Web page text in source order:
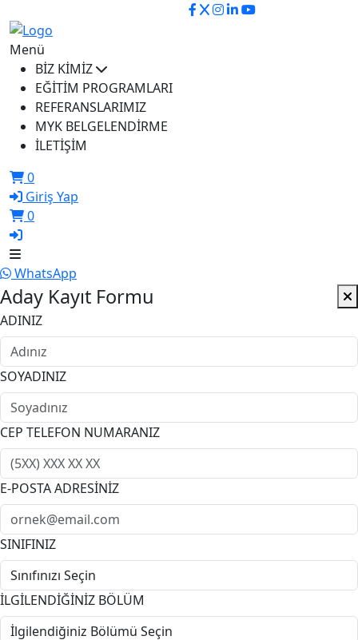
Menü
BİZ KİMİZ
EĞİTİM PROGRAMLARI
REFERANSLARIMIZ
MYK BELGELENDİRME
İLETİŞİM
0
Giriş Yap
0
WhatsApp
Aday Kayıt Formu
ADINIZ
SOYADINIZ
CEP TELEFON NUMARANIZ
E-POSTA ADRESİNİZ
SINIFINIZ
İLGİLENDİĞİNİZ BÖLÜM